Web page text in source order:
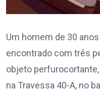
Um homem de 30
encontrado com três
objeto
na Travessa 40-A, no